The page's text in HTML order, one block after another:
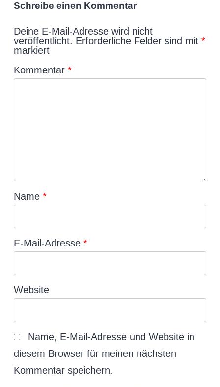
Schreibe einen Kommentar
Deine E-Mail-Adresse wird nicht
veröffentlicht. Erforderliche Felder sind mit *
markiert
Kommentar *
Name *
E-Mail-Adresse *
Website
Name, E-Mail-Adresse und Website in
diesem Browser für meinen nächsten
Kommentar speichern.